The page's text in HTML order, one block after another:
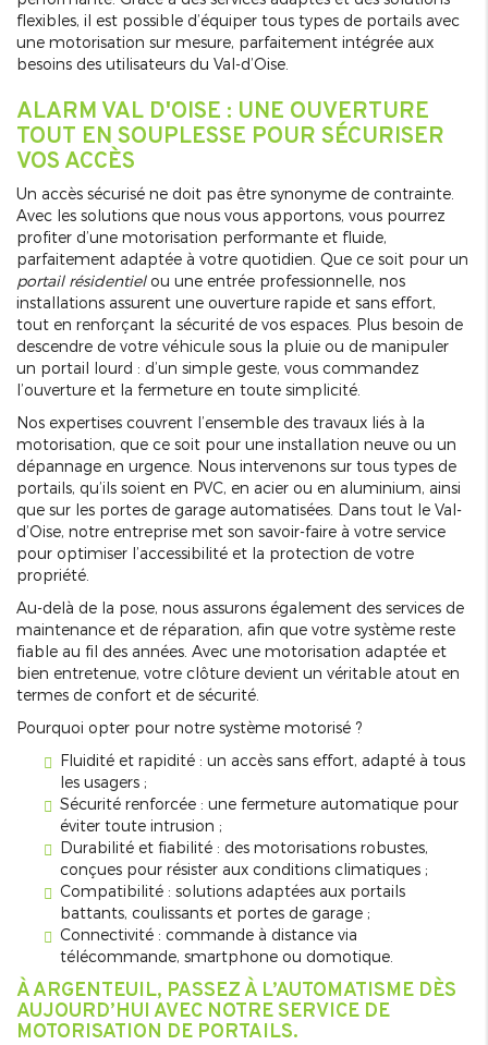
flexibles, il est possible d’équiper tous types de portails avec
une motorisation sur mesure, parfaitement intégrée aux
besoins des utilisateurs du Val-d’Oise.
ALARM VAL D'OISE : UNE OUVERTURE
TOUT EN SOUPLESSE POUR SÉCURISER
VOS ACCÈS
Un accès sécurisé ne doit pas être synonyme de contrainte.
Avec les solutions que nous vous apportons, vous pourrez
profiter d’une motorisation performante et fluide,
parfaitement adaptée à votre quotidien. Que ce soit pour un
portail résidentielou une entrée professionnelle, nos
installations assurent une ouverture rapide et sans effort,
tout en renforçant la sécurité de vos espaces. Plus besoin de
descendre de votre véhicule sous la pluie ou de manipuler
un portail lourd : d’un simple geste, vous commandez
l’ouverture et la fermeture en toute simplicité.
Nos expertises couvrent l’ensemble des travaux liés à la
motorisation, que ce soit pour une installation neuve ou un
dépannage en urgence. Nous intervenons sur tous types de
portails, qu’ils soient en PVC, en acier ou en aluminium, ainsi
que sur les portes de garage automatisées. Dans tout le Val-
d’Oise, notre entreprise met son savoir-faire à votre service
pour optimiser l’accessibilité et la protection de votre
propriété.
Au-delà de la pose, nous assurons également des services de
maintenance et de réparation, afin que votre système reste
fiable au fil des années. Avec une motorisation adaptée et
bien entretenue, votre clôture devient un véritable atout en
termes de confort et de sécurité.
Pourquoi opter pour notre système motorisé ?
Fluidité et rapidité : un accès sans effort, adapté à tous
les usagers ;
Sécurité renforcée : une fermeture automatique pour
éviter toute intrusion ;
Durabilité et fiabilité : des motorisations robustes,
conçues pour résister aux conditions climatiques ;
Compatibilité : solutions adaptées aux portails
battants, coulissants et portes de garage ;
Connectivité : commande à distance via
télécommande, smartphone ou domotique.
À ARGENTEUIL, PASSEZ À L’AUTOMATISME DÈS
AUJOURD’HUI AVEC NOTRE SERVICE DE
MOTORISATION DE PORTAILS.